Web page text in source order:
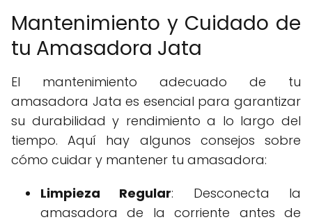
Mantenimiento y Cuidado de
tu Amasadora Jata
El mantenimiento adecuado de tu
amasadora Jata es esencial para garantizar
su durabilidad y rendimiento a lo largo del
tiempo. Aquí hay algunos consejos sobre
cómo cuidar y mantener tu amasadora:
Limpieza Regular: Desconecta la
amasadora de la corriente antes de